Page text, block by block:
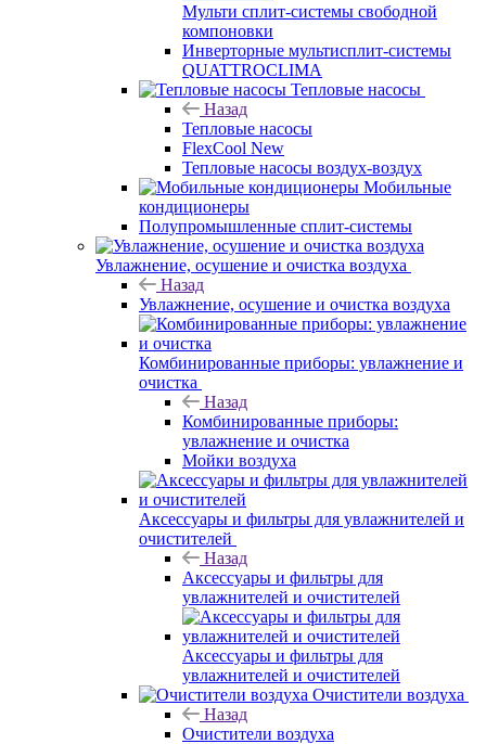
Мульти сплит-системы свободной
компоновки
Инверторные мультисплит-системы
QUATTROCLIMA
Тепловые насосы
Назад
Тепловые насосы
FlexCool New
Тепловые насосы воздух-воздух
Мобильные
кондиционеры
Полупромышленные сплит-системы
Увлажнение, осушение и очистка воздуха
Назад
Увлажнение, осушение и очистка воздуха
Комбинированные приборы: увлажнение и
очистка
Назад
Комбинированные приборы:
увлажнение и очистка
Мойки воздуха
Аксессуары и фильтры для увлажнителей и
очистителей
Назад
Аксессуары и фильтры для
увлажнителей и очистителей
Аксессуары и фильтры для
увлажнителей и очистителей
Очистители воздуха
Назад
Очистители воздуха